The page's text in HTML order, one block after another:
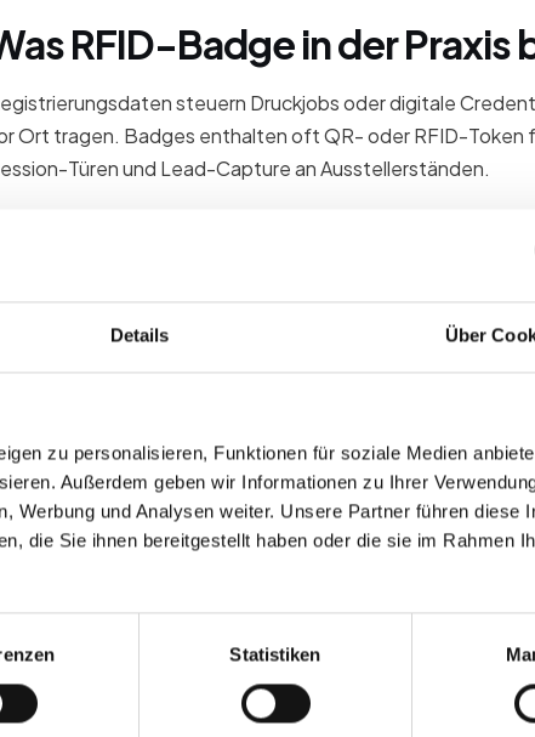
Details Über
zu personalisieren, Funktionen für soziale Medien
Außerdem geben wir Informationen zu Ihrer
Werbung und Analysen weiter. Unsere Partner führen diese
die Sie ihnen bereitgestellt haben oder die sie im Rahmen
Statistiken
RFID-Badge in der
steuern Druckjobs oder digitale
Ort tragen. Badges enthalten oft QR- oder RFID-Token
Türen und Lead-Capture an Ausstellerständen.
Wenn Badge-Daten von der Registrierung abweichen,
am Einlass und Aussteller verlieren Leads.
Hoher Durchsatz in Peak-Ankunftszeiten
Tap-to-Lead am Stand ohne manuelles Tippen
Höhere Hardware-Kosten vs QR müssen durch Volumen
Setups: RFID-Badge
Print-on-Demand am Check-in aus Registrierungsdaten